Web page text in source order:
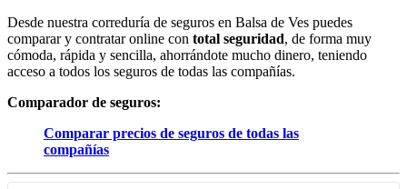
Desde nuestra correduría de seguros en Balsa de Ves puedes
comparar y contratar online con total seguridad, de forma muy
cómoda, rápida y sencilla, ahorrándote mucho dinero, teniendo
acceso a todos los seguros de todas las compañías.
Comparador de seguros:
Comparar precios de seguros de todas las
compañías